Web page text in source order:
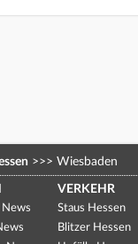
>>> Wiesbaden
News
VERKEHR
Staus Hessen
Blitzer Hessen